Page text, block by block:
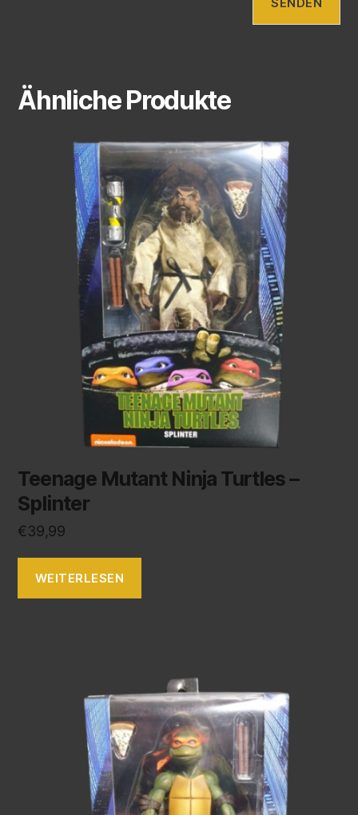
Ähnliche Produkte
Teenage Mutant Ninja Turtles –
Splinter
€39,99
WEITERLESEN